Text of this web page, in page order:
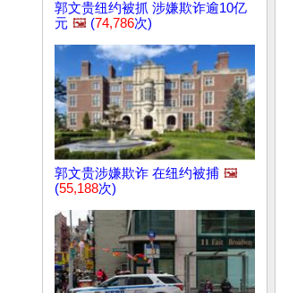
郭文贵纽约被抓 涉嫌欺诈逾10亿
元 🖼️ (74,786次)
郭文贵涉嫌欺诈 在纽约被捕 🖼️
(55,188次)